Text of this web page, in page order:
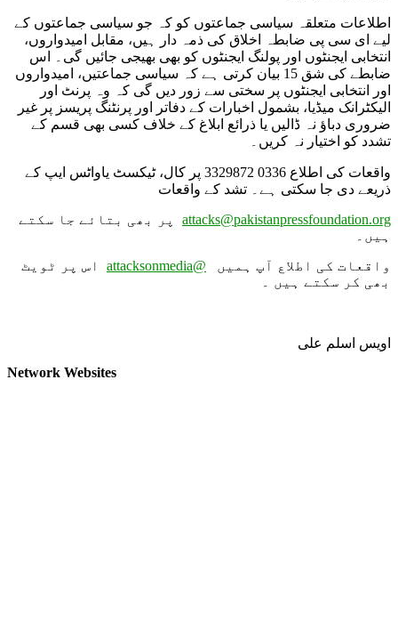
اطلاعات متعلقہ سیاسی جماعتوں کو کہ جو سیاسی جماعتوں کے
لیے ای سی پی ضابطہ اخلاق کی ذمہ دار ہیں، مقابل امیدواروں،
انتخابی ایجنٹوں اور پولنگ ایجنٹوں کو بھی بھیجی جائیں گی۔ اس
ضابطے کی شق 15 بیان کرتی ہے کہ سیاسی جماعتیں، امیدواروں
اور انتخابی ایجنٹوں پر سختی سے زور دیں گی کہ وہ پرنٹ اور
الیکٹرانک میڈیا، بشمول اخبارات کے دفاتر اور پرنٹنگ پریسز پر غیر
ضروری دباؤ نہ ڈالیں یا ذرائع ابلاغ کے خلاف کسی بھی قسم کے
تشدد کو اختیار نہ کریں۔
واقعات کی اطلاع 0336 3329872 پر کال، ٹیکسٹ یاواٹس ایپ کے
ذریعے دی جا سکتی ہے۔ تشد کے واقعات
attacks@pakistanpressfoundation.org پر بھی بتائے جا سکتے
ہیں۔
واقعات کی اطلاع آپ ہمیں @attacksonmedia
اس پر ٹویٹ
بھی کر سکتے ہیں ۔
اویس اسلم علی
Network Websites